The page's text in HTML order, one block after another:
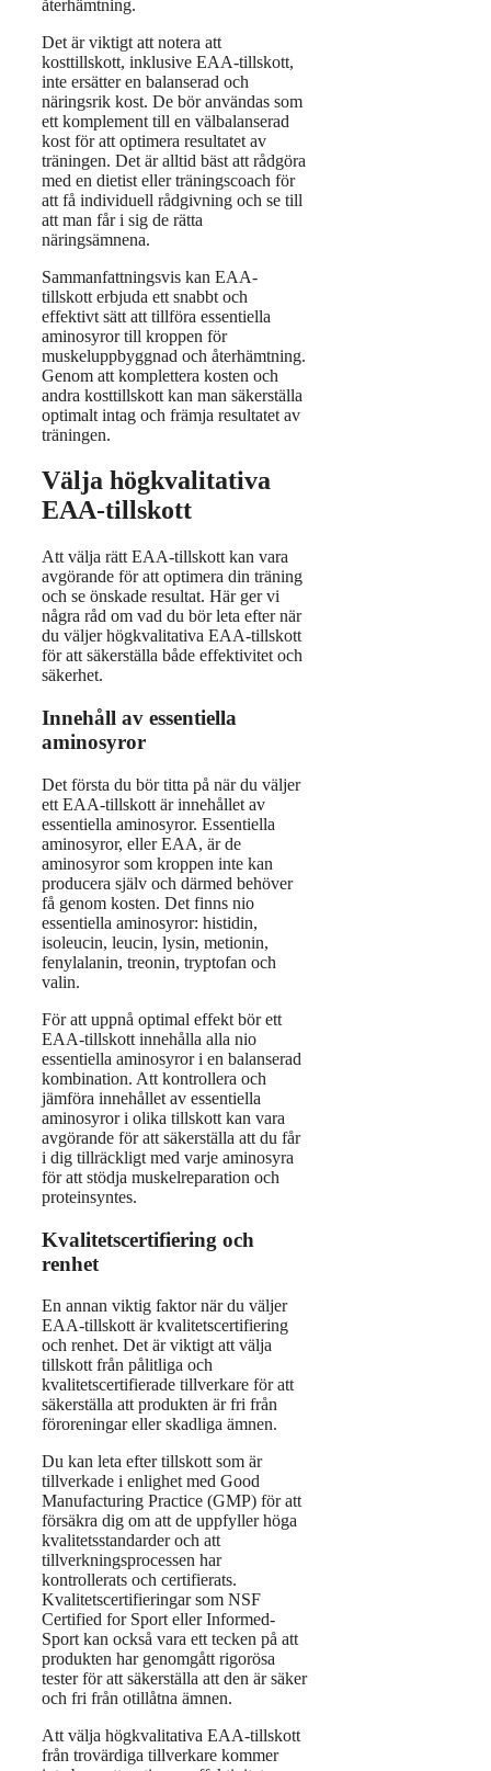
återhämtning.
Det är viktigt att notera att
kosttillskott, inklusive EAA-tillskott,
inte ersätter en balanserad och
näringsrik kost. De bör användas som
ett komplement till en välbalanserad
kost för att optimera resultatet av
träningen. Det är alltid bäst att rådgöra
med en dietist eller träningscoach för
att få individuell rådgivning och se till
att man får i sig de rätta
näringsämnena.
Sammanfattningsvis kan EAA-
tillskott erbjuda ett snabbt och
effektivt sätt att tillföra essentiella
aminosyror till kroppen för
muskeluppbyggnad och återhämtning.
Genom att komplettera kosten och
andra kosttillskott kan man säkerställa
optimalt intag och främja resultatet av
träningen.
Välja högkvalitativa
EAA-tillskott
Att välja rätt EAA-tillskott kan vara
avgörande för att optimera din träning
och se önskade resultat. Här ger vi
några råd om vad du bör leta efter när
du väljer högkvalitativa EAA-tillskott
för att säkerställa både effektivitet och
säkerhet.
Innehåll av essentiella
aminosyror
Det första du bör titta på när du väljer
ett EAA-tillskott är innehållet av
essentiella aminosyror. Essentiella
aminosyror, eller EAA, är de
aminosyror som kroppen inte kan
producera själv och därmed behöver
få genom kosten. Det finns nio
essentiella aminosyror: histidin,
isoleucin, leucin, lysin, metionin,
fenylalanin, treonin, tryptofan och
valin.
För att uppnå optimal effekt bör ett
EAA-tillskott innehålla alla nio
essentiella aminosyror i en balanserad
kombination. Att kontrollera och
jämföra innehållet av essentiella
aminosyror i olika tillskott kan vara
avgörande för att säkerställa att du får
i dig tillräckligt med varje aminosyra
för att stödja muskelreparation och
proteinsyntes.
Kvalitetscertifiering och
renhet
En annan viktig faktor när du väljer
EAA-tillskott är kvalitetscertifiering
och renhet. Det är viktigt att välja
tillskott från pålitliga och
kvalitetscertifierade tillverkare för att
säkerställa att produkten är fri från
föroreningar eller skadliga ämnen.
Du kan leta efter tillskott som är
tillverkade i enlighet med Good
Manufacturing Practice (GMP) för att
försäkra dig om att de uppfyller höga
kvalitetsstandarder och att
tillverkningsprocessen har
kontrollerats och certifierats.
Kvalitetscertifieringar som NSF
Certified for Sport eller Informed-
Sport kan också vara ett tecken på att
produkten har genomgått rigorösa
tester för att säkerställa att den är säker
och fri från otillåtna ämnen.
Att välja högkvalitativa EAA-tillskott
från trovärdiga tillverkare kommer